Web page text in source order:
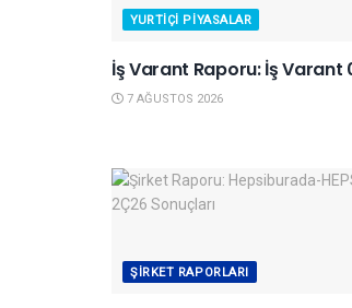
YURTIÇI PIYASALAR
İş Varant Raporu: İş
7 AĞUSTOS 2026
ŞIRKET RAPORLARI